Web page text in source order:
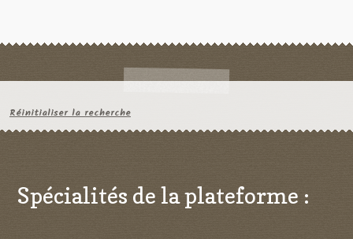
Réinitialiser la recherche
Spécialités de la plateforme :